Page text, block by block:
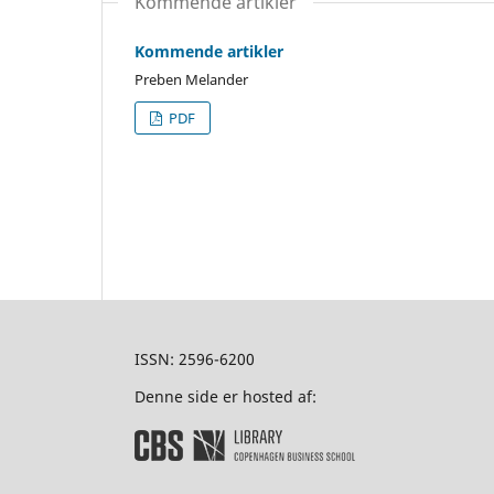
Kommende artikler
Preben Melander
PDF
ISSN: 2596-6200
Denne side er hosted af: